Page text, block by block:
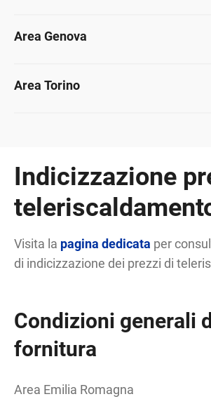
Area Genova
Area Torino
Indicizzazione
Visita la pagina dedicata per
di indicizzazione dei prezzi di
Condizioni generali
fornitura
Area Emilia Romagna